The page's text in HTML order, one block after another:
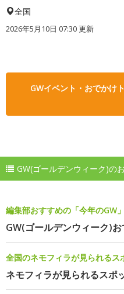
全国
2026年5月10日 07:30 更新
GWイベント・おでかけ
GW(ゴールデンウィーク)の
編集部おすすめの「今年のGW
GW(ゴールデンウィーク)
全国のネモフィラが見られるス
ネモフィラが見られるスポ